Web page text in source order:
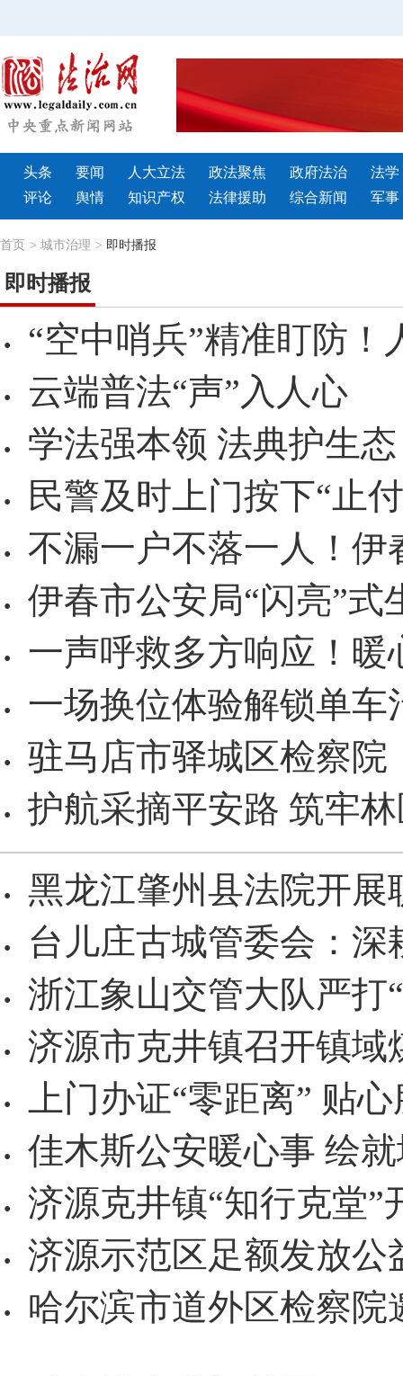
头条 要闻 人大立法 政法聚焦 政府法治
法学
评论
舆情 知识产权 法律援助 综合新闻 军事
首页 > 城市治理 > 即时播报
即时播报
· “空中哨兵”精准盯防
· 云端普法“声”入人心
· 学法强本领 法典护生态
· 民警及时上门按下“止
· 不漏一户不落一人！
· 伊春市公安局“闪亮”
· 一声呼救多方响应！
· 一场换位体验解锁单车
· 驻马店市驿城区检察院
· 护航采摘平安路 筑牢
· 黑龙江肇州县法院开
· 台儿庄古城管委会：
· 浙江象山交管大队严打
· 济源市克井镇召开镇
· 上门办证“零距离” 贴
· 佳木斯公安暖心事 绘
· 济源克井镇“知行克堂
· 济源示范区足额发放公
· 哈尔滨市道外区检察院